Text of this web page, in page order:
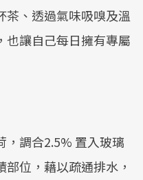
茶、透過氣味吸嗅及溫
也讓自己每日擁有專屬
，調合2.5% 置入玻璃
位，藉以疏通排水，